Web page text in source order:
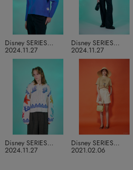
2024.11.27
Disney SERIES
CREATED by MOUSSY 2024.11.27
Disney SERIES
CREATED by MOUSSY
2024.11.27
Disney SERIES
CREATED by MOUSSY 2021.02.06
Disney SERIES
CREATED by MOUSSY